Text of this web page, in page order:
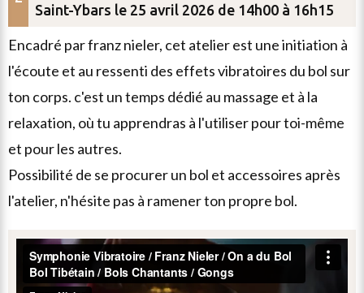
Saint-Ybars le 25 avril 2026 de 14h00 à 16h15
encadré parfranz nieler, cet atelier est uneinitiation à
l'écoute et au ressenti des effets vibratoires du bol sur
ton corps. c'est un temps dédié au massage et à la
relaxation, où tu apprendras à l'utiliser pour toi-même
et pour les autres.
possibilité de se procurer un bol et accessoires après
l'atelier, n'hésite pas à ramener ton propre bol.